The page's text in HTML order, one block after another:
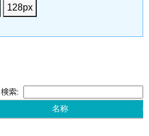
128px
検索:
名称